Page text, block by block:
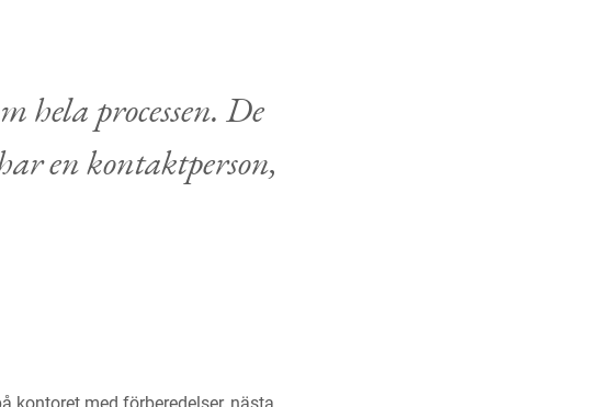
hela processen. De
enkontaktperson,